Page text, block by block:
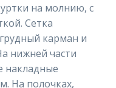
на молнию, с
Сетка
карман и
нижней части
накладные
На полочках,